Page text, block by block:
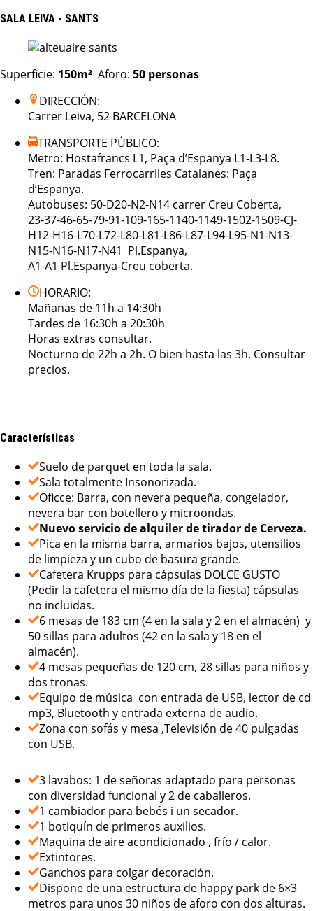
SALA LEIVA - SANTS
Superficie: 150m² Aforo: 50 personas
DIRECCIÓN:
Carrer Leiva, 52 BARCELONA
TRANSPORTE PÚBLICO:
Metro: Hostafrancs L1, Paça d’Espanya L1-L3-L8.
Tren: Paradas Ferrocarriles Catalanes: Paça
d’Espanya.
Autobuses: 50-D20-N2-N14 carrer Creu Coberta,
23-37-46-65-79-91-109-165-1140-1149-1502-1509-CJ-
H12-H16-L70-L72-L80-L81-L86-L87-L94-L95-N1-N13-
N15-N16-N17-N41 Pl.Espanya,
A1-A1 Pl.Espanya-Creu coberta.
HORARIO:
Mañanas de 11h a 14:30h
Tardes de 16:30h a 20:30h
Horas extras consultar.
Nocturno de 22h a 2h. O bien hasta las 3h. Consultar
precios.
Características
Suelo de parquet en toda la sala.
Sala totalmente Insonorizada.
Oficce: Barra, con nevera pequeña, congelador,
nevera bar con botellero y microondas.
Nuevo servicio de alquiler de tirador de Cerveza.
Pica en la misma barra, armarios bajos, utensilios
de limpieza y un cubo de basura grande.
Cafetera Krupps para cápsulas DOLCE GUSTO
(Pedir la cafetera el mismo día de la fiesta) cápsulas
no incluidas.
6 mesas de 183 cm (4 en la sala y 2 en el almacén) y
50 sillas para adultos (42 en la sala y 18 en el
almacén).
4 mesas pequeñas de 120 cm, 28 sillas para niños y
dos tronas.
Equipo de música con entrada de USB, lector de cd
mp3, Bluetooth y entrada externa de audio.
Zona con sofás y mesa ,Televisión de 40 pulgadas
con USB.
3 lavabos: 1 de señoras adaptado para personas
con diversidad funcional y 2 de caballeros.
1 cambiador para bebés i un secador.
1 botiquín de primeros auxilios.
Maquina de aire acondicionado , frío / calor.
Extintores.
Ganchos para colgar decoración.
Dispone de una estructura de happy park de 6×3
metros para unos 30 niños de aforo con dos alturas.